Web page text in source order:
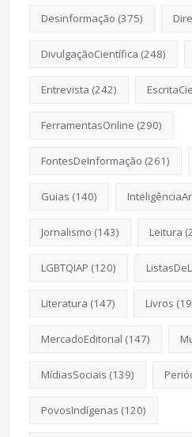
Desinformação (375)
DivulgaçãoCientífica (248)
Entrevista (242)
FerramentasOnline (290)
FontesDeInformação (261)
Guias (140)
Jornalismo (143) Leitura
LGBTQIAP (120)
Literatura (147) Livros
MercadoEditorial (147)
MídiasSociais (139)
PovosIndígenas (120)